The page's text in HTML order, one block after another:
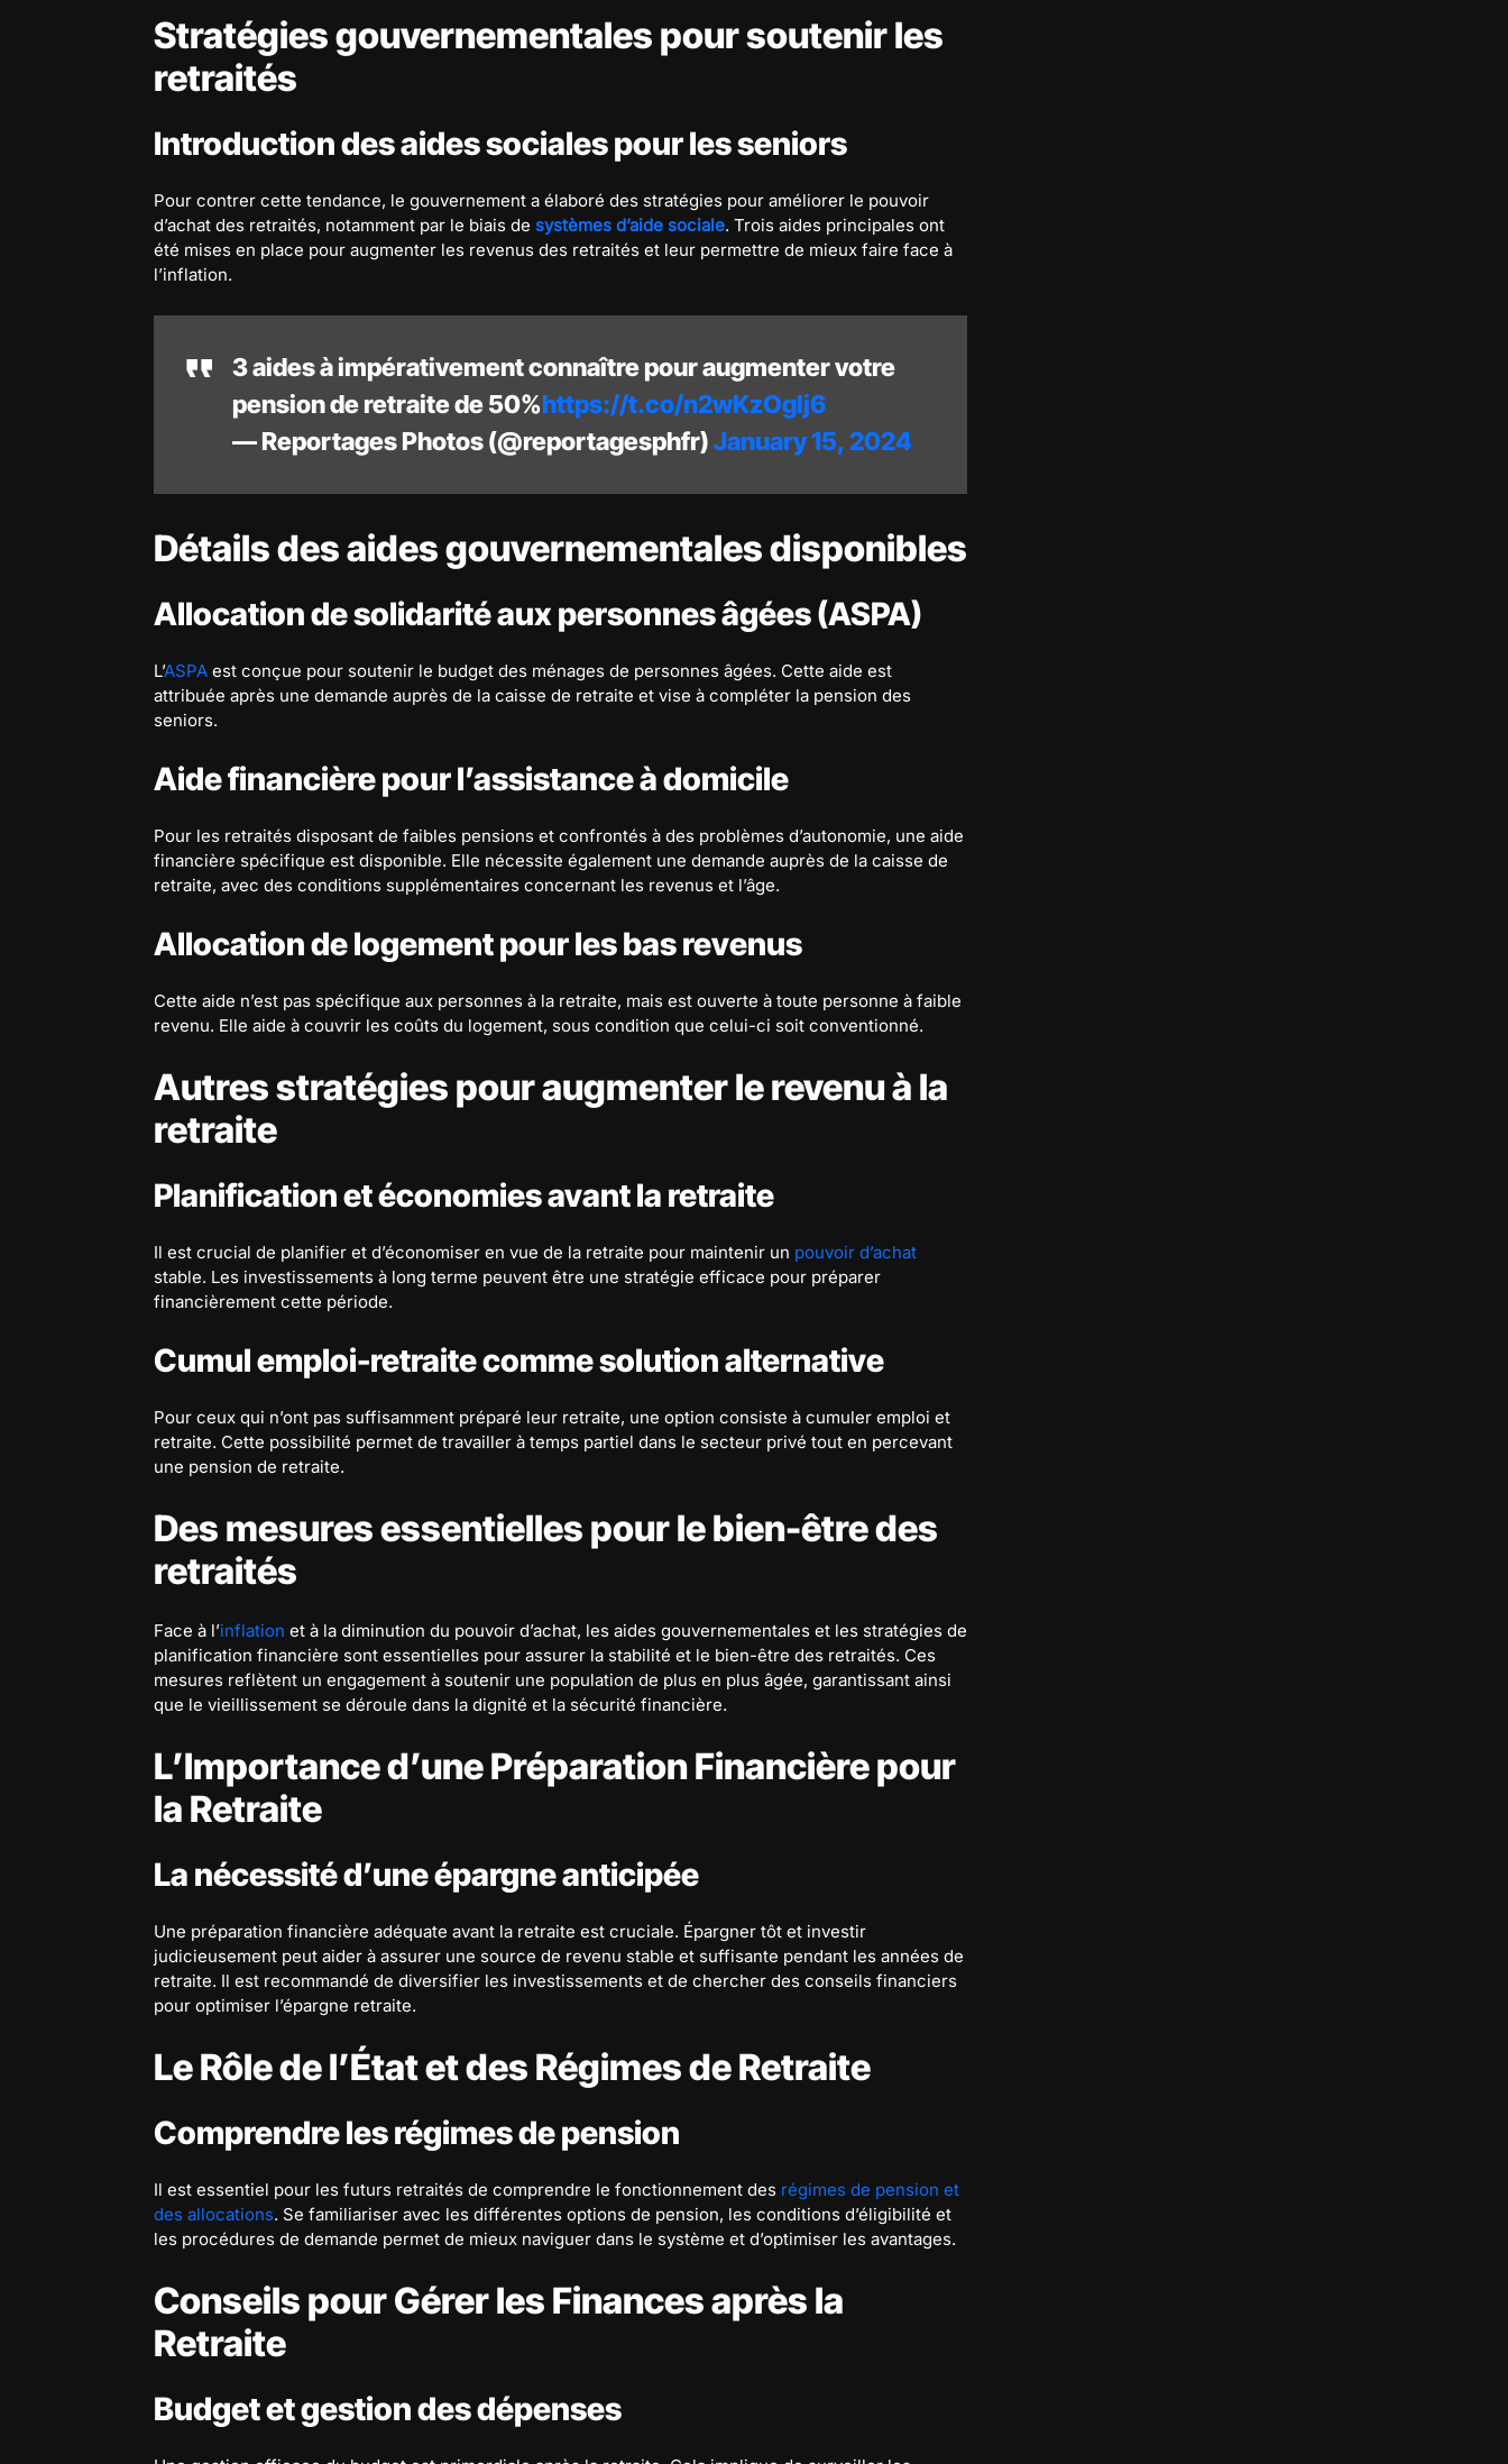
Stratégies gouvernementales pour soutenir les
retraités
Introduction des aides sociales pour les seniors
Pour contrer cette tendance, le gouvernement a élaboré des stratégies pour améliorer le pouvoir
d’achat des retraités, notamment par le biais de systèmes d’aide sociale. Trois aides principales ont
été mises en place pour augmenter les revenus des retraités et leur permettre de mieux faire face à
l’inflation.
3 aides à impérativement connaître pour augmenter votre
pension de retraite de 50%https://t.co/n2wKzOgIj6
— Reportages Photos (@reportagesphfr)January 15, 2024
Détails des aides gouvernementales disponibles
Allocation de solidarité aux personnes âgées (ASPA)
L’ASPA est conçue pour soutenir le budget des ménages de personnes âgées. Cette aide est
attribuée après une demande auprès de la caisse de retraite et vise à compléter la pension des
seniors.
Aide financière pour l’assistance à domicile
Pour les retraités disposant de faibles pensions et confrontés à des problèmes d’autonomie, une aide
financière spécifique est disponible. Elle nécessite également une demande auprès de la caisse de
retraite, avec des conditions supplémentaires concernant les revenus et l’âge.
Allocation de logement pour les bas revenus
Cette aide n’est pas spécifique aux personnes à la retraite, mais est ouverte à toute personne à faible
revenu. Elle aide à couvrir les coûts du logement, sous condition que celui-ci soit conventionné.
Autres stratégies pour augmenter le revenu à la
retraite
Planification et économies avant la retraite
Il est crucial de planifier et d’économiser en vue de la retraite pour maintenir un pouvoir d’achat
stable. Les investissements à long terme peuvent être une stratégie efficace pour préparer
financièrement cette période.
Cumul emploi-retraite comme solution alternative
Pour ceux qui n’ont pas suffisamment préparé leur retraite, une option consiste à cumuler emploi et
retraite. Cette possibilité permet de travailler à temps partiel dans le secteur privé tout en percevant
une pension de retraite.
Des mesures essentielles pour le bien-être des
retraités
Face à l’inflation et à la diminution du pouvoir d’achat, les aides gouvernementales et les stratégies de
planification financière sont essentielles pour assurer la stabilité et le bien-être des retraités. Ces
mesures reflètent un engagement à soutenir une population de plus en plus âgée, garantissant ainsi
que le vieillissement se déroule dans la dignité et la sécurité financière.
L’Importance d’une Préparation Financière pour
la Retraite
La nécessité d’une épargne anticipée
Une préparation financière adéquate avant la retraite est cruciale. Épargner tôt et investir
judicieusement peut aider à assurer une source de revenu stable et suffisante pendant les années de
retraite. Il est recommandé de diversifier les investissements et de chercher des conseils financiers
pour optimiser l’épargne retraite.
Le Rôle de l’État et des Régimes de Retraite
Comprendre les régimes de pension
Il est essentiel pour les futurs retraités de comprendre le fonctionnement des régimes de pension et
des allocations. Se familiariser avec les différentes options de pension, les conditions d’éligibilité et
les procédures de demande permet de mieux naviguer dans le système et d’optimiser les avantages.
Conseils pour Gérer les Finances après la
Retraite
Budget et gestion des dépenses